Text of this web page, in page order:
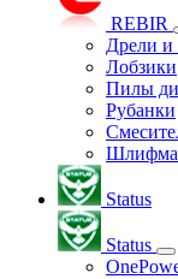
REBIR
Дрели
Лобзики
Пилы
Рубанки
Status
Status